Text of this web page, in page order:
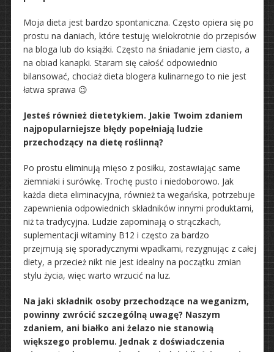
Moja dieta jest bardzo spontaniczna. Często opiera się po
prostu na daniach, które testuję wielokrotnie do przepisów
na bloga lub do książki. Często na śniadanie jem ciasto, a
na obiad kanapki. Staram się całość odpowiednio
bilansować, chociaż dieta blogera kulinarnego to nie jest
łatwa sprawa 😉
Jesteś również dietetykiem. Jakie Twoim zdaniem
najpopularniejsze błędy popełniają ludzie
przechodzący na dietę roślinną?
Po prostu eliminują mięso z posiłku, zostawiając same
ziemniaki i surówkę. Trochę pusto i niedoborowo. Jak
każda dieta eliminacyjna, również ta wegańska, potrzebuje
zapewnienia odpowiednich składników innymi produktami,
niż ta tradycyjna. Ludzie zapominają o strączkach,
suplementacji witaminy B12 i często za bardzo
przejmują się sporadycznymi wpadkami, rezygnując z całej
diety, a przecież nikt nie jest idealny na początku zmian
stylu życia, więc warto wrzucić na luz.
Na jaki składnik osoby przechodzące na weganizm,
powinny zwrócić szczególną uwagę? Naszym
zdaniem, ani białko ani żelazo nie stanowią
większego problemu. Jednak z doświadczenia